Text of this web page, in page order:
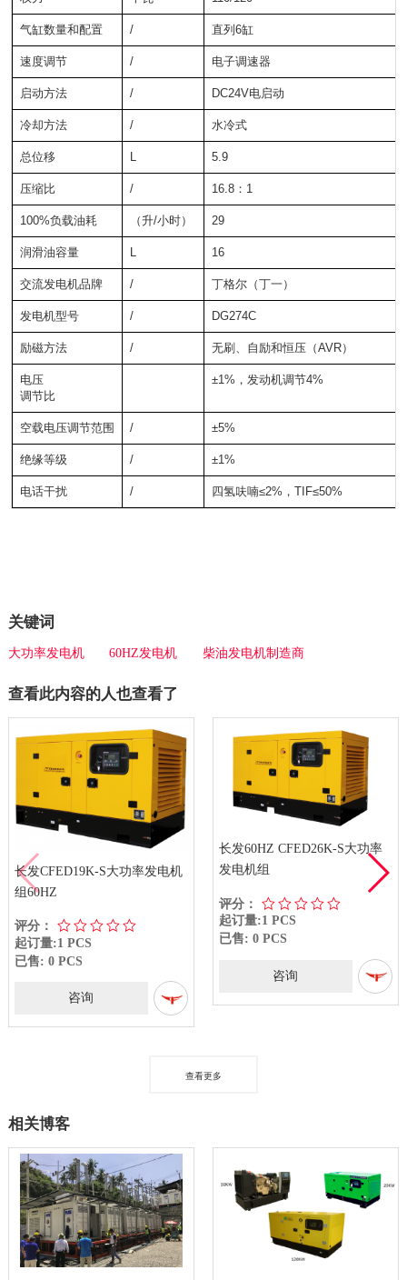
气缸数量和配置 / 直列6缸
速度调节 / 电子调速器
启动方法 / DC24V电启动
冷却方法 / 水冷式
总位移 L 5.9
压缩比 / 16.8：1
100%负载油耗 （升/小时） 29
润滑油容量 L 16
交流发电机品牌 / 丁格尔（丁一）
发电机型号 / DG274C
励磁方法 / 无刷、自励和恒压（AVR）
电压
调节比
±1%，发动机调节4%
空载电压调节范围 / ±5%
绝缘等级 / ±1%
电话干扰 / 四氢呋喃≤2%，TIF≤50%
关键词
大功率发电机 60HZ发电机 柴油发电机制造商
查看此内容的人也查看了
长发CFED19K-S大功率发电机
组60HZ
评分：
起订量:1 PCS
已售: 0 PCS
咨询
长发60HZ CFED26K-S大功率
发电机组
评分：
起订量:1 PCS
已售: 0 PCS
咨询
查看更多
相关博客